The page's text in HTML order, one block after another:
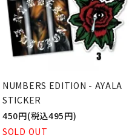
NUMBERS EDITION - AYALA
STICKER
450円(税込495円)
SOLD OUT